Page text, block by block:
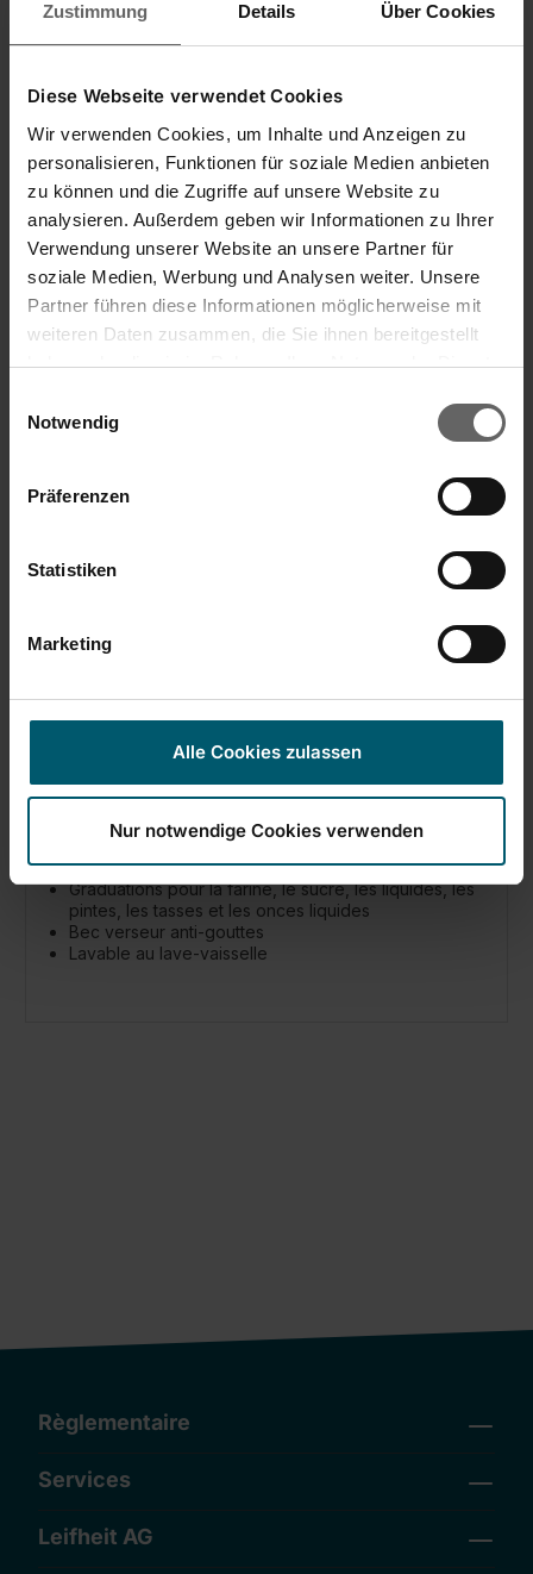
Zustimmung Details Über Cookies
Diese Webseite verwendet Cookies
Wir verwenden Cookies, um Inhalte und Anzeigen zu
personalisieren, Funktionen für soziale Medien anbieten
zu können und die Zugriffe auf unsere Website zu
analysieren. Außerdem geben wir Informationen zu Ihrer
Verwendung unserer Website an unsere Partner für
soziale Medien, Werbung und Analysen weiter. Unsere
Partner führen diese Informationen möglicherweise mit
weiteren Daten zusammen, die Sie ihnen bereitgestellt
haben oder die sie im Rahmen Ihrer Nutzung der Dienste
Cookies, wenn Sie unsere Webseite weiterhin nutzen.
Notwendig
Präferenzen
Statistiken
Marketing
Alle Cookies zulassen
Nur notwendige Cookies verwenden
L
Graduations pour la farine, le sucre et les liquides
Avec protection anti-éclaboussures et couvercle de
fermeture
Lavable au lave-vaisselle
Mesureur de cuisine 1,0 L
Graduations pour la farine, le sucre, les liquides, les
pintes, les tasses et les onces liquides
Bec verseur anti-gouttes
Lavable au lave-vaisselle
Règlementaire
Services
Leifheit AG